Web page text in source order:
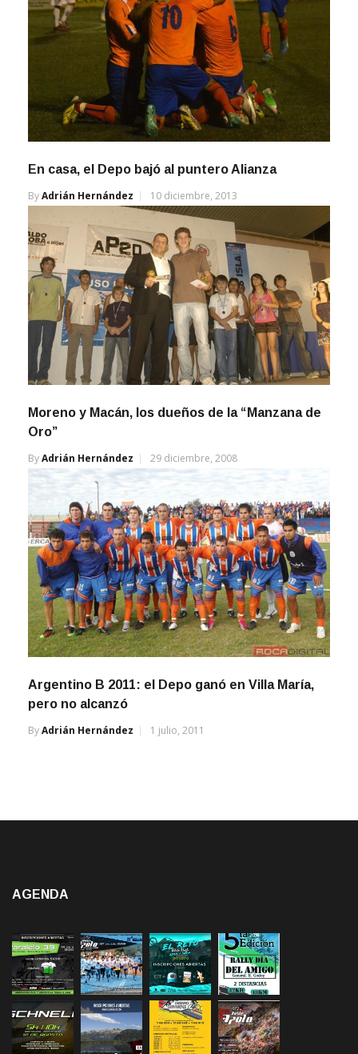
En casa, el Depo bajó al puntero Alianza
ByAdrián Hernández 10 diciembre, 2013
Moreno y Macán, los dueños de la “Manzana de
Oro”
ByAdrián Hernández 29 diciembre, 2008
Argentino B 2011: el Depo ganó en Villa María,
pero no alcanzó
ByAdrián Hernández 1 julio, 2011
AGENDA